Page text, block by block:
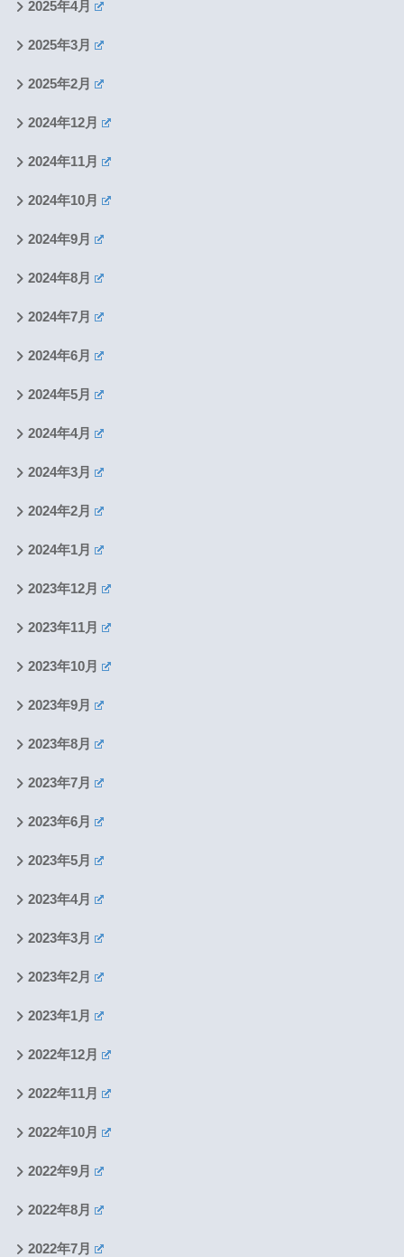
2025年4月
2025年3月
2025年2月
2024年12月
2024年11月
2024年10月
2024年9月
2024年8月
2024年7月
2024年6月
2024年5月
2024年4月
2024年3月
2024年2月
2024年1月
2023年12月
2023年11月
2023年10月
2023年9月
2023年8月
2023年7月
2023年6月
2023年5月
2023年4月
2023年3月
2023年2月
2023年1月
2022年12月
2022年11月
2022年10月
2022年9月
2022年8月
2022年7月